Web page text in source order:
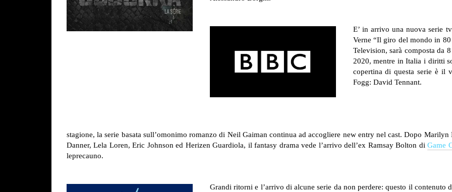
E’ in arrivo una nuova serie
Verne “Il giro del mondo in
Television, sarà composta da
2020, mentre in Italia i diritti
copertina di questa serie è il
Fogg: David Tennant.
stagione, la serie basata sull’omonimo romanzo di Neil Gaiman continua ad accogliere new entry nel cast. Dopo
Danner, Lela Loren, Eric Johnson ed Herizen Guardiola, il fantasy drama vede l’arrivo dell’ex Ramsay Bolton diGame
leprecauno.
Grandi ritorni e l’arrivo di alcune serie da non perdere: questo il contenuto